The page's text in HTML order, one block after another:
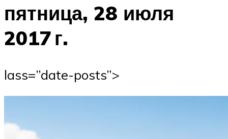
пятница, 28 июля
2017 г.
lass=”date-posts”>